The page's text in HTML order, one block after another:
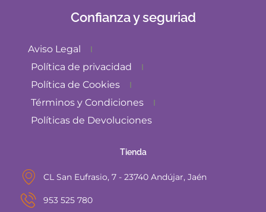
Confianza y seguriad
Aviso Legal
Política de privacidad
Política de Cookies
Términos y Condiciones
Políticas de Devoluciones
Tienda
CL San Eufrasio, 7 - 23740 Andújar, Jaén
953 525 780